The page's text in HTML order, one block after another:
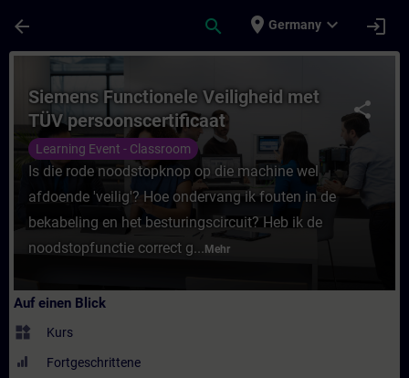
arrow_back search place Germany expand_more login
Kurs - Siemens Functionele Veiligheid
share
Siemens Functionele Veiligheid met
TÜV persoonscertificaat
Learning Event - Classroom
Is die rode noodstopknop op die machine wel
afdoende 'veilig'? Hoe ondervang ik fouten in de
bekabeling en het besturingscircuit? Heb ik de
noodstopfunctie correct g... Mehr
Auf einen Blick
widgets Kurs
Fortgeschrittene